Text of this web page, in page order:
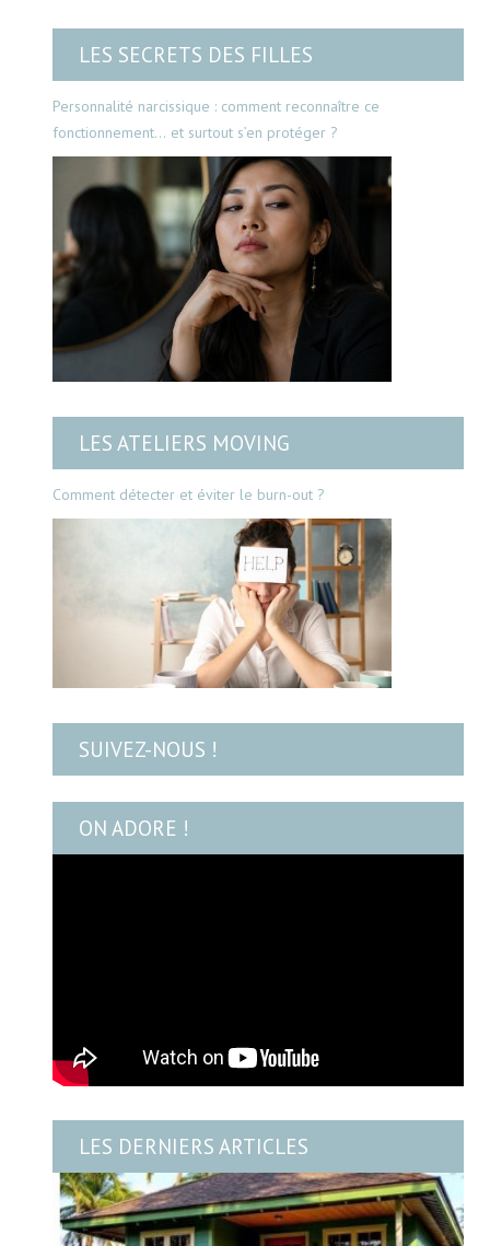
LES SECRETS DES FILLES
Personnalité narcissique : comment reconnaître ce
fonctionnement… et surtout s’en protéger ?
LES ATELIERS MOVING
Comment détecter et éviter le burn-out ?
SUIVEZ-NOUS !
ON ADORE !
LES DERNIERS ARTICLES